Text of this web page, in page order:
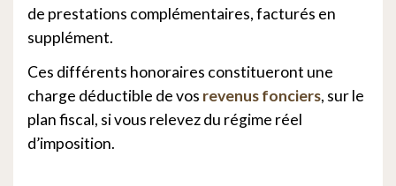
de prestations complémentaires, facturés en
supplément.
Ces différents honoraires constitueront une
charge déductible de vos revenus fonciers, sur le
plan fiscal, si vous relevez du régime réel
d’imposition.